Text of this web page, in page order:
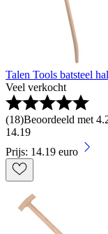
Talen Tools batsteel
Veel verkocht
(18)Beoordeeld met
14.19
Prijs: 14.19 euro